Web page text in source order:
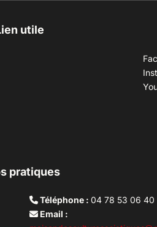
utile
pratiques
Téléphone :04 78 53 06 40
Email :